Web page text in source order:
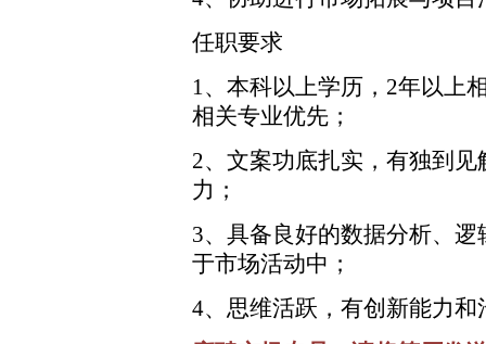
任职要求
1、本科以上学历，2年以上
相关专业优先；
2、文案功底扎实，有独到
力；
3、具备良好的数据分析、
于市场活动中；
4、思维活跃，有创新能力